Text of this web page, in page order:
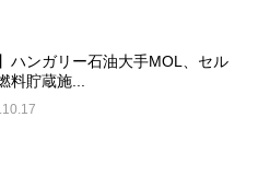
ハンガリー石油大手MOL、セル
料貯蔵施...